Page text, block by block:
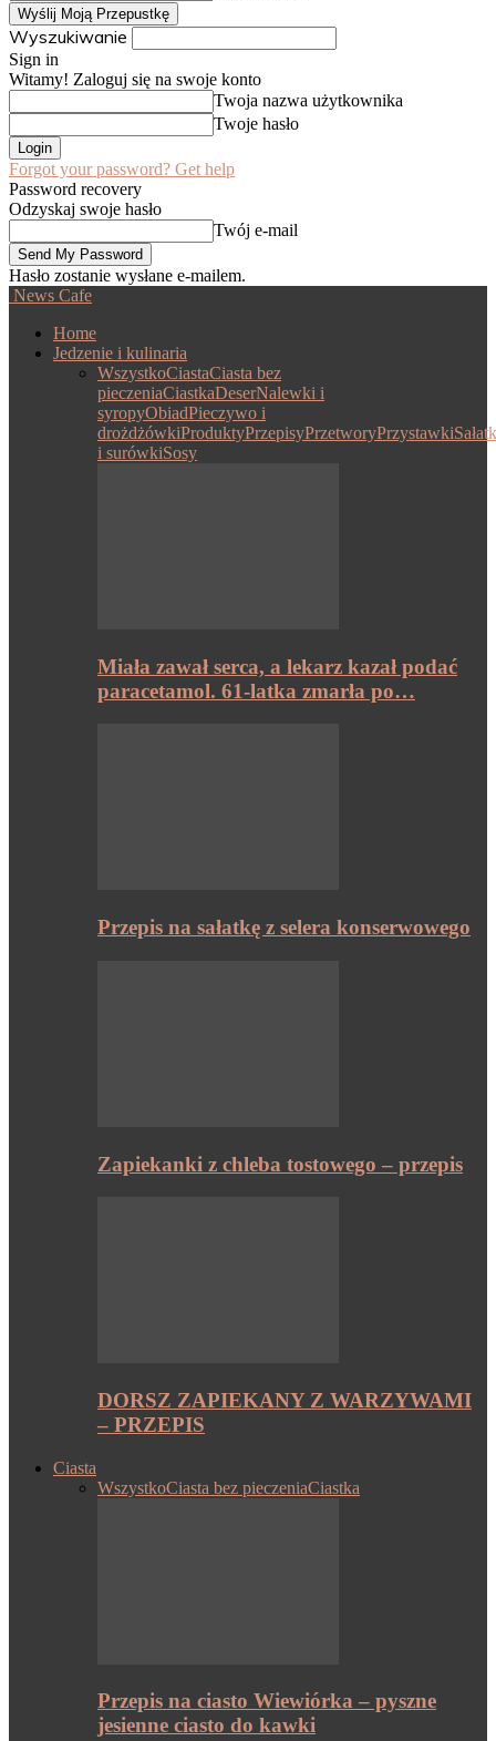
Wyszukiwanie
Sign in
Witamy! Zaloguj się na swoje konto
Twoja nazwa użytkownika
Twoje hasło
Forgot your password? Get help
Password recovery
Odzyskaj swoje hasło
Twój e-mail
Hasło zostanie wysłane e-mailem.
News Cafe
Home
Jedzenie i kulinaria
WszystkoCiastaCiasta bez
pieczeniaCiastkaDeserNalewki i
syropyObiadPieczywo i
drożdżówkiProduktyPrzepisyPrzetworyPrzystawki
i surówkiSosy
Miała zawał serca, a lekarz kazał podać
paracetamol. 61-latka zmarła po…
Przepis na sałatkę z selera konserwowego
Zapiekanki z chleba tostowego – przepis
DORSZ ZAPIEKANY Z WARZYWAMI
– PRZEPIS
Ciasta
WszystkoCiasta bez pieczeniaCiastka
Przepis na ciasto Wiewiórka – pyszne
jesienne ciasto do kawki